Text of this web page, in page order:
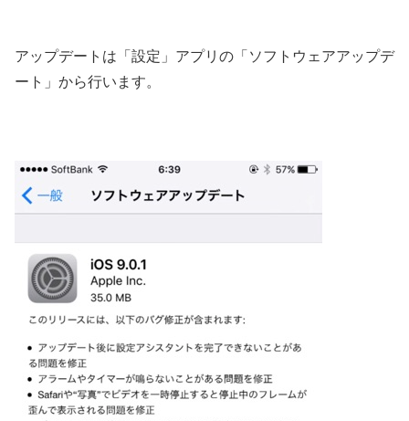
アップデートは「設定」アプリの「ソフトウェアアップデ
ート」から行います。